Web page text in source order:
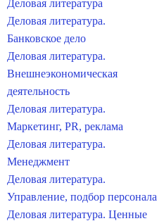
Деловая литература
Деловая литература.
Банковское дело
Деловая литература.
Внешнеэкономическая
деятельность
Деловая литература.
Маркетинг, PR, реклама
Деловая литература.
Менеджмент
Деловая литература.
Управление, подбор персонала
Деловая литература. Ценные